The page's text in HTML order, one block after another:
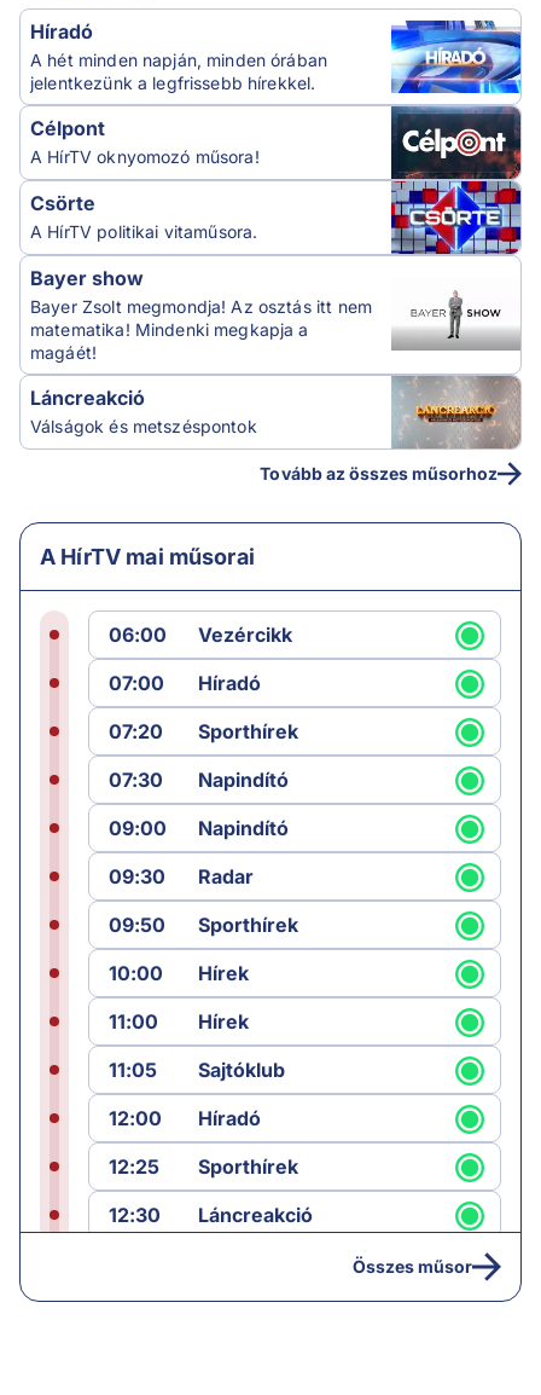
Híradó
A hét minden napján, minden órában
jelentkezünk a legfrissebb hírekkel.
Célpont
A HírTV oknyomozó műsora!
Csörte
A HírTV politikai vitaműsora.
Bayer show
Bayer Zsolt megmondja! Az osztás itt nem
matematika! Mindenki megkapja a
magáét!
Láncreakció
Válságok és metszéspontok
Tovább az összes műsorhoz
A HírTV mai műsorai
06:00
Vezércikk
07:00
Híradó
07:20
Sporthírek
07:30
Napindító
09:00
Napindító
09:30
Radar
09:50
Sporthírek
10:00
Hírek
11:00
Hírek
11:05
Sajtóklub
12:00
Híradó
12:25
Sporthírek
12:30
Láncreakció
Összes műsor